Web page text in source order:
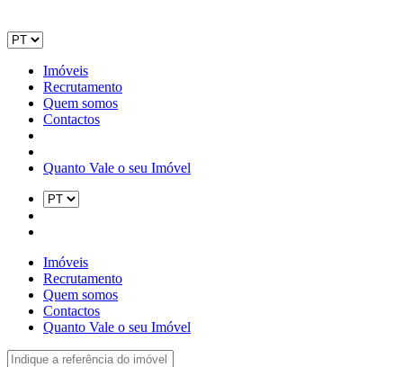
Imóveis
Recrutamento
Quem somos
Contactos
Quanto Vale o seu Imóvel
Imóveis
Recrutamento
Quem somos
Contactos
Quanto Vale o seu Imóvel